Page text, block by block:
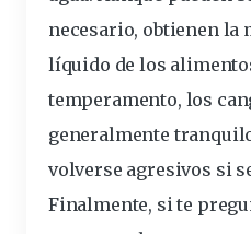
necesario, obtienen la
líquido de los
temperamento, los
generalmente
volverse agresivos si
Finalmente, si te